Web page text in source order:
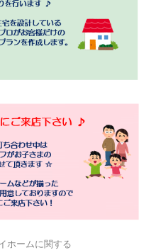
ホームに関する